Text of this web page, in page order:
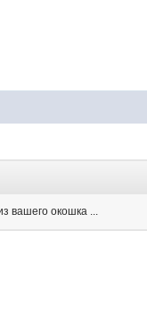
вашего окошка ...